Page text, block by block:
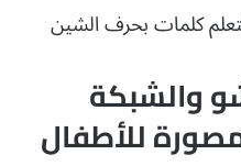
كلمات بحرف الشين
والشبكة
للأطفال